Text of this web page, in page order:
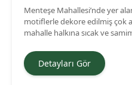
Menteşe Mahallesi’nde yer
motiflerle dekore edilmiş çok
mahalle halkına sıcak ve
Detayları Gör